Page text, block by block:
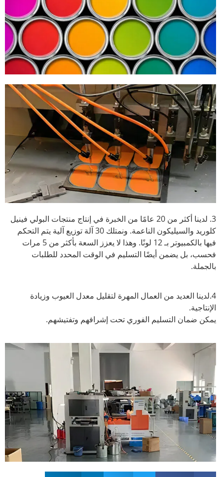
3. لدينا أكثر من 20 عامًا من الخبرة في إنتاج منتجات البولي فينيل
كلوريد والسيليكون الناعمة. ونمتلك 30 آلة توزيع آلية يتم التحكم
فيها بالكمبيوتر بـ 12 لونًا. وهذا لا يعزز السعة بأكثر من 5 مرات
فحسب، بل يضمن أيضًا التسليم في الوقت المحدد للطلبات
بالجملة.
4.لدينا العديد من العمال المهرة لتقليل معدل العيوب وزيادة
الإنتاجية.
يمكن ضمان التسليم الفوري تحت إشرافهم وتفتيشهم.